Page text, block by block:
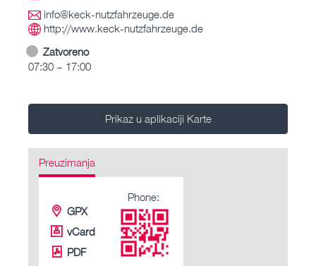
info@keck-nutzfahrzeuge.de
http://www.keck-nutzfahrzeuge.de
Zatvoreno
07:30 – 17:00
Prikaz u aplikaciji Karte
Preuzimanja
GPX
vCard
PDF
Phone: